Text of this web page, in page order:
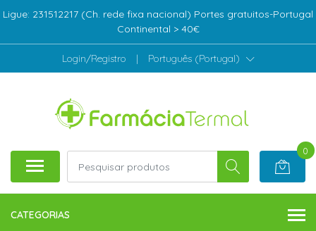
Ligue: 231512217 (Ch. rede fixa nacional) Portes gratuitos-Portugal
Continental > 40€
Login/Registro | Português (Portugal)
0
CATEGORIAS